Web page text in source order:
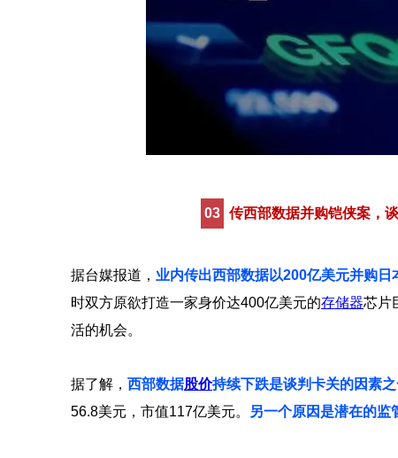
03 传西部数据并购铠侠案，
据台媒报道， 业内传出西部数据以200亿美元并购日
时双方原欲打造一家身价达400亿美元的存储器芯片
活的机会。
据了解， 西部数据股价持续下跌是谈判卡关的因素
56.8美元，市值117亿美元。
另一个原因是潜在的监